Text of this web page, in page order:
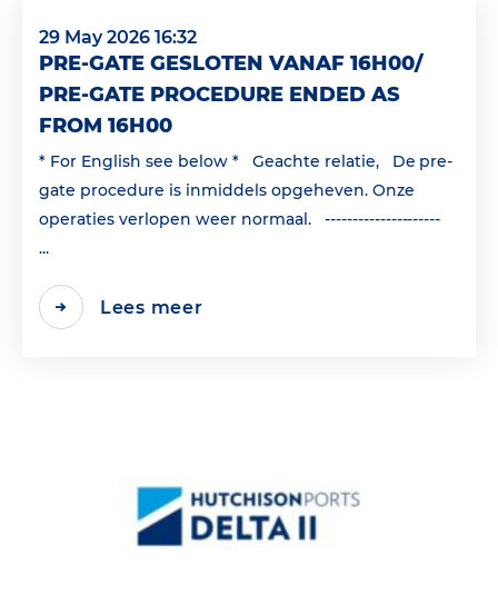
29 May 2026 16:32
PRE-GATE GESLOTEN VANAF 16H00/
PRE-GATE PROCEDURE ENDED AS
FROM 16H00
* For English see below * Geachte relatie, De pre-
gate procedure is inmiddels opgeheven. Onze
operaties verlopen weer normaal. ---------------------
...
Lees meer